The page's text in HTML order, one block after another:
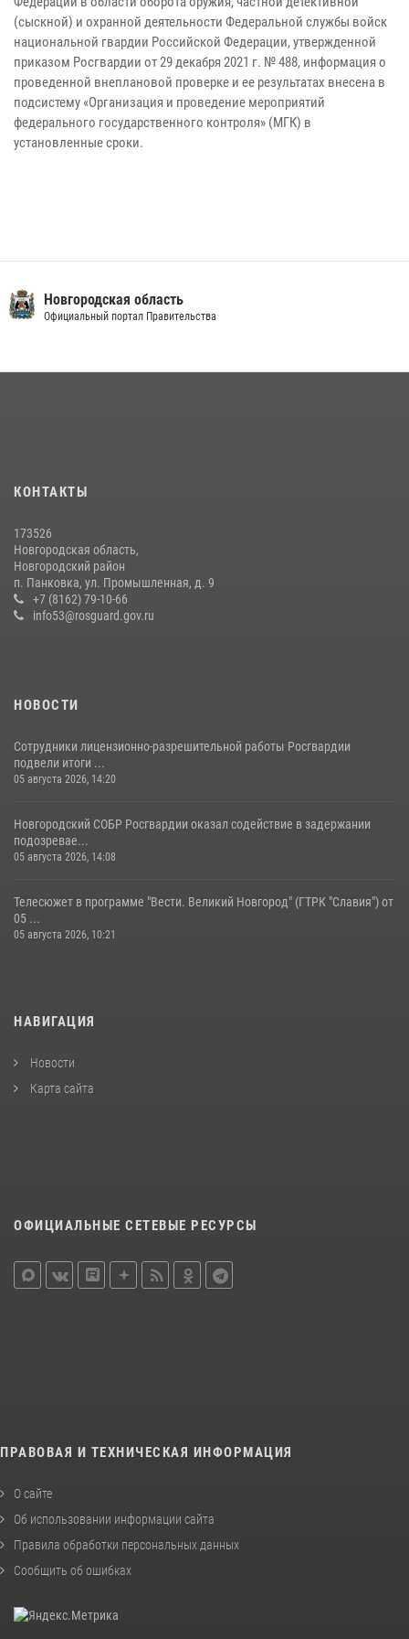
(сыскной) и охранной деятельности Федеральной службы войск
национальной гвардии Российской Федерации, утвержденной
приказом Росгвардии от 29 декабря 2021 г. № 488, информация о
проведенной внеплановой проверке и ее результатах внесена в
подсистему «Организация и проведение мероприятий
федерального государственного контроля» (МГК) в
установленные сроки.
Новгородская область
Официальный портал Правительства
КОНТАКТЫ
173526
Новгородская область,
Новгородский район
п. Панковка, ул. Промышленная, д. 9
+7 (8162) 79-10-66
info53@rosguard.gov.ru
НОВОСТИ
Сотрудники лицензионно-разрешительной работы Росгвардии
подвели итоги ...
05 августа 2026, 14:20
Новгородский СОБР Росгвардии оказал содействие в задержании
подозревае...
05 августа 2026, 14:08
Телесюжет в программе "Вести. Великий Новгород" (ГТРК "Славия") от
05 ...
05 августа 2026, 10:21
НАВИГАЦИЯ
Новости
Карта сайта
ОФИЦИАЛЬНЫЕ СЕТЕВЫЕ РЕСУРСЫ
ПРАВОВАЯ И ТЕХНИЧЕСКАЯ ИНФОРМАЦИЯ
О сайте
Об использовании информации сайта
Правила обработки персональных данных
Сообщить об ошибках